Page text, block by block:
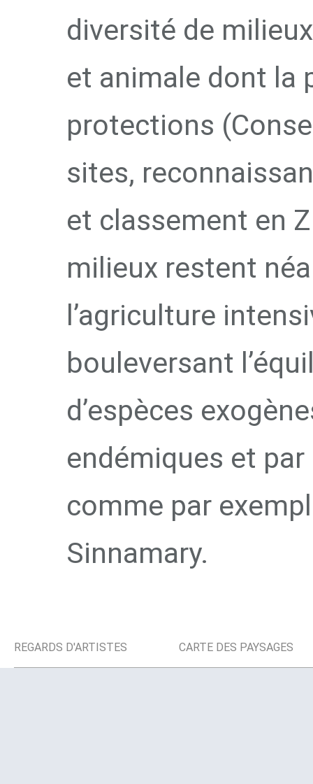
diversité de
et animale dont la
protections
sites,
et classement en
milieux restent
l’agriculture
bouleversant
d’espèces
endémiques et par
comme par
Sinnamary.
REGARDS D'ARTISTES CARTE DES PAYSAGES